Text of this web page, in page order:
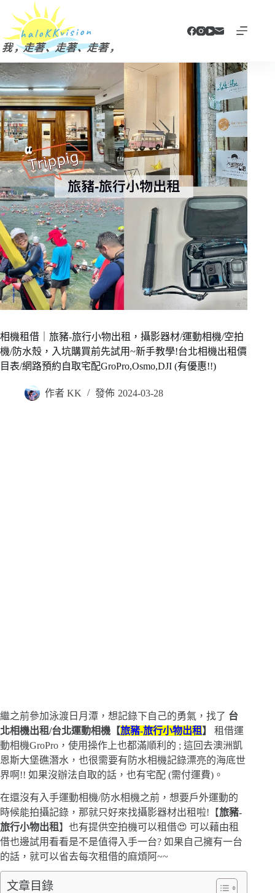
主
要
內
容
相機租借｜旅豬-旅行小物出租，攝影器材/運動相機/空拍
機/防水殼，入坑購買前先試用~新手教學!台北相機出租價
目表/網路預約自取宅配GroPro,Osmo,DJI (有優惠!!)
作者 KK 發佈 2024-03-28
繼之前參加泳渡日月潭，想記錄下自己的勇氣，找了 台
北相機出租/台北運動相機 【旅豬-旅行小物出租 】
租借運
動相機GroPro，使用操作上也都滿順利的 ; 這回去澳洲凱
恩斯大堡礁潛水，也很需要有防水相機記錄漂亮的海底世
界啊!! 如果沒辦法自取的話，也有宅配 (需付運費)。
在還沒有入手運動相機/防水相機之前，想要戶外運動的
時候能拍攝記錄，那就只好來找攝影器材出租啦!【旅豬-
旅行小物出租 】也有提供空拍機可以租借😍 可以藉由租
借也邊試用看看是不是值得入手一台? 如果自己擁有一台
的話，就可以省去每次租借的麻煩阿~~
文章目錄